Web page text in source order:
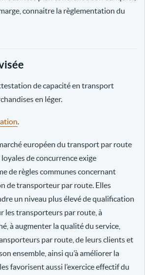
connaitre la règlementation du
de capacité en transport
en léger.
.
européen du transport par route
de concurrence exige
de règles communes concernant
de transporteur par route. Elles
un niveau plus élevé de qualification
les transporteurs par route, à
à augmenter la qualité du service,
par route, de leurs clients et
ensemble, ainsi qu’à améliorer la
favorisent aussi l’exercice effectif du